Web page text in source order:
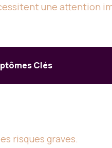
une attention
Clés
risques graves.